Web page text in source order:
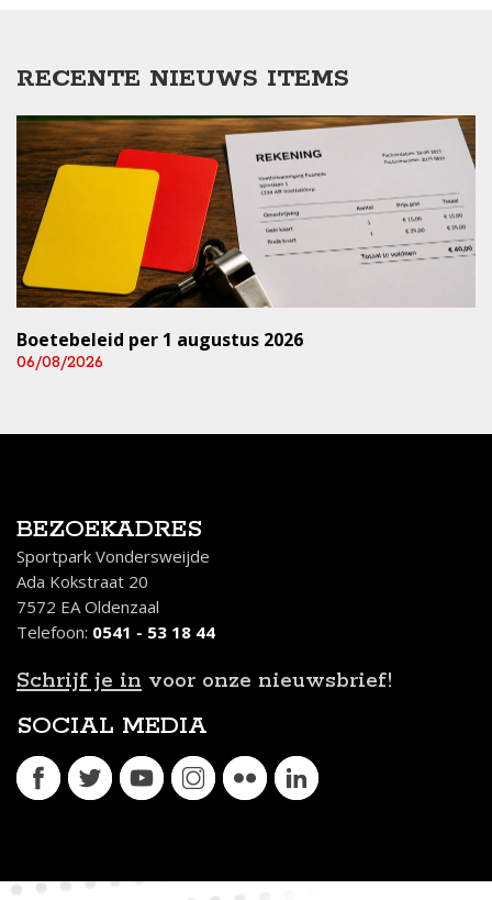
RECENTE NIEUWS ITEMS
Boetebeleid per 1 augustus 2026
06/08/2026
BEZOEKADRES
Sportpark Vondersweijde
Ada Kokstraat 20
7572 EA Oldenzaal
Telefoon: 0541 - 53 18 44
Schrijf je in voor onze nieuwsbrief!
SOCIAL MEDIA